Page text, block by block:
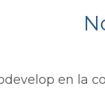
en la